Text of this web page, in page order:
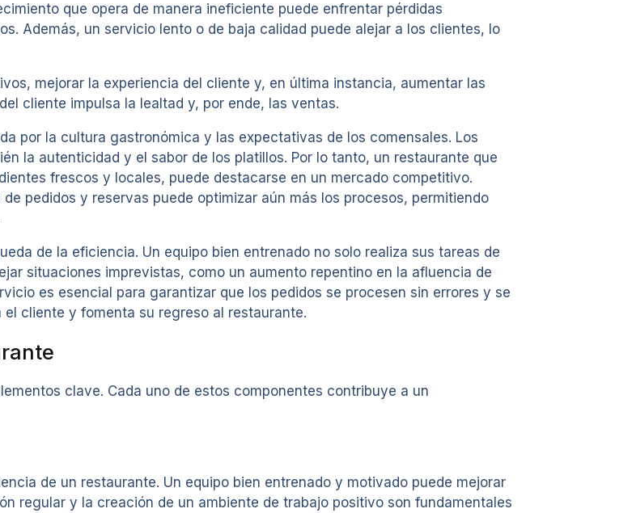
que opera de manera ineficiente puede enfrentar pérdidas
Además, un servicio lento o de baja calidad puede alejar a los clientes, lo
mejorar la experiencia del cliente y, en última instancia, aumentar las
cliente impulsa la lealtad y, por ende, las ventas.
por la cultura gastronómica y las expectativas de los comensales. Los
la autenticidad y el sabor de los platillos. Por lo tanto, un restaurante que
frescos y locales, puede destacarse en un mercado competitivo.
pedidos y reservas puede optimizar aún más los procesos, permitiendo
de la eficiencia. Un equipo bien entrenado no solo realiza sus tareas de
situaciones imprevistas, como un aumento repentino en la afluencia de
es esencial para garantizar que los pedidos se procesen sin errores y se
cliente y fomenta su regreso al restaurante.
clave. Cada uno de estos componentes contribuye a un
de un restaurante. Un equipo bien entrenado y motivado puede mejorar
regular y la creación de un ambiente de trabajo positivo son fundamentales